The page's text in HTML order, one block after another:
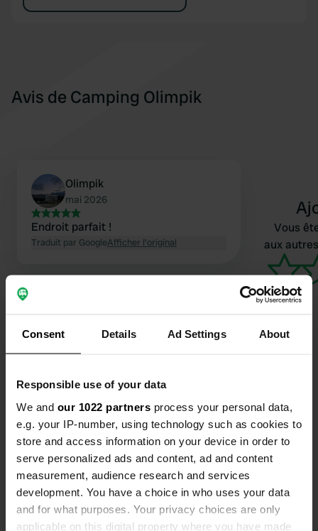
Consent Details Ad Settings About
Responsible use of your data
We and our 1022 partners process your personal data,
e.g. your IP-number, using technology such as cookies to
store and access information on your device in order to
serve personalized ads and content, ad and content
measurement, audience research and services
development. You have a choice in who uses your data
and for what purposes. Your privacy choices are only
applicable on this digital property where you have made
Avis de Camping Olimpik
Olimpik
mai 2026
Endroit parfait !
Traduit par GoogleAfficher l'original
Vous
aux
Contact
Emplacement
SH4
6000, Gjirokastra, Albanie
Coordonnées
40° 5' 58" N 20° 7' 47" E
40.09934 20.12966